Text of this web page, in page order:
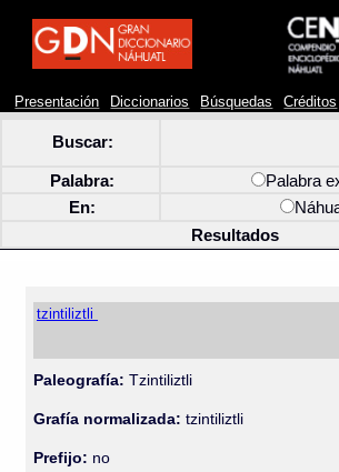
Presentación Diccionarios Búsquedas Créditos
Buscar:
Palabra: Palabra
En:
Resultados
tzintiliztli
Paleografía: Tzintiliztli
Grafía normalizada: tzintiliztli
Prefijo: no